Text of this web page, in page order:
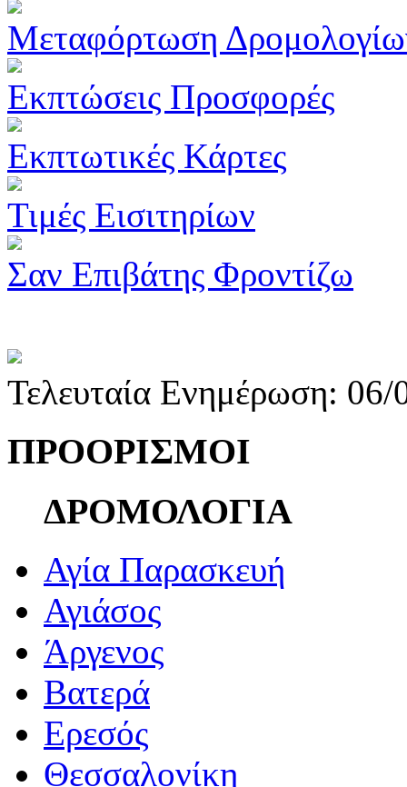
Μεταφόρτωση
Εκπτώσεις Προσφορές
Εκπτωτικές Κάρτες
Τιμές Εισιτηρίων
Σαν Επιβάτης Φροντίζω
Τελευταία Ενημέρωση:
ΠΡΟΟΡΙΣΜΟΙ
ΔΡΟΜΟΛΟΓΙΑ
Αγία Παρασκευή
Αγιάσος
Άργενος
Βατερά
Ερεσός
Θεσσαλονίκη